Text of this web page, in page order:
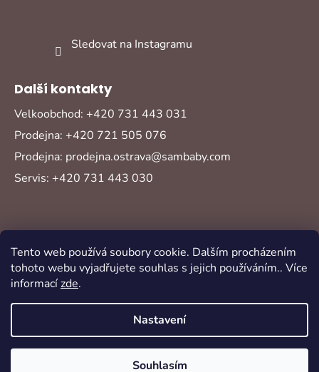
Tento web používá soubory cookie. Dalším procházením
tohoto webu vyjadřujete souhlas s jejich používáním.. Více
informacízde.
Nastavení
Souhlasím
Sledovat na Instagramu
Další kontakty
Velkoobchod: +420 731 443 031
Prodejna: +420 721 505 076
Prodejna: prodejna.ostrava@sambaby.com
Servis: +420 731 443 030
Vytvořil Shoptet
Copyright 2026Sambaby